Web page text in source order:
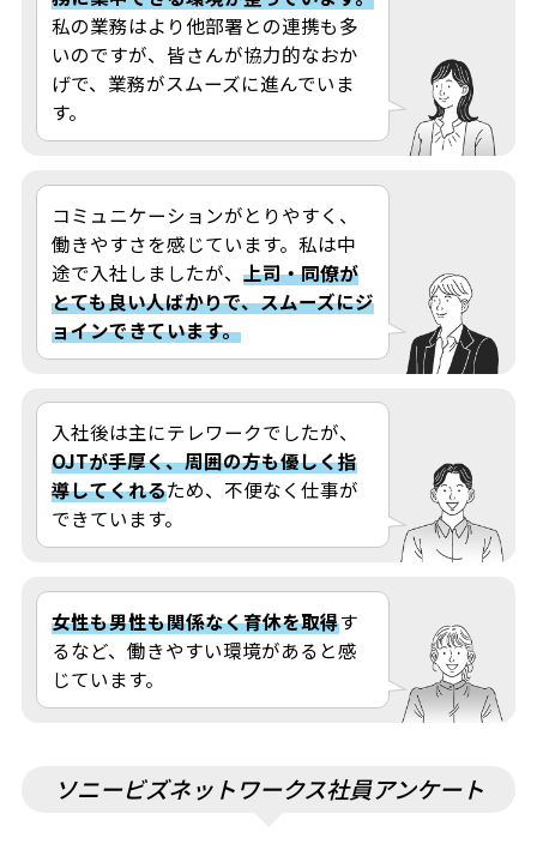
私の業務はより他部署との連携も多
いのですが、皆さんが協力的なおか
げで、業務がスムーズに進んでいま
す。
コミュニケーションがとりやすく、
働きやすさを感じています。私は中
途で入社しましたが、 上司・同僚が
とても良い人ばかりで、スムーズにジ
ョインできています。
入社後は主にテレワークでしたが、
OJTが手厚く、周囲の方も優しく指
導してくれるため、不便なく仕事が
できています。
女性も男性も関係なく育休を取得す
るなど、働きやすい環境があると感
じています。
ソニービズネットワークス社員アンケート